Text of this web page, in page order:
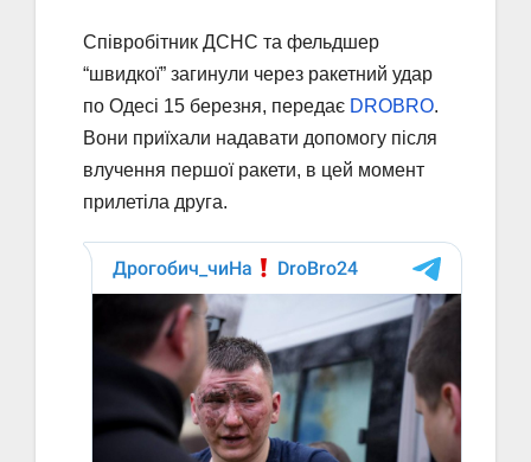
Співробітник ДСНС та фельдшер
“швидкої” загинули через ракетний удар
по Одесі 15 березня, передає DROBRO.
Вони приїхали надавати допомогу після
влучення першої ракети, в цей момент
прилетіла друга.